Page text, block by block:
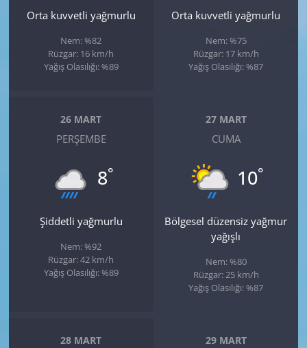
Orta kuvvetli yağmurlu
Nem: %82
Rüzgar: 16 km/h
Yağış Olasılığı: %89
Orta kuvvetli yağmurlu
Nem: %75
Rüzgar: 17 km/h
Yağış Olasılığı: %87
26 MART
PERŞEMBE
8°
Şiddetli yağmurlu
Nem: %92
Rüzgar: 42 km/h
Yağış Olasılığı: %89
27 MART
CUMA
10°
Bölgesel düzensiz yağmur
yağışlı
Nem: %80
Rüzgar: 25 km/h
Yağış Olasılığı: %87
28 MART 29 MART